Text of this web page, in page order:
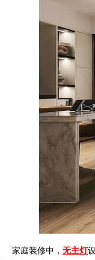
家庭装修中， 无主灯